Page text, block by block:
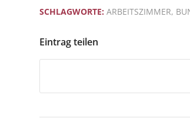
SCHLAGWORTE: ARBEITSZIMMER,
Eintrag teilen